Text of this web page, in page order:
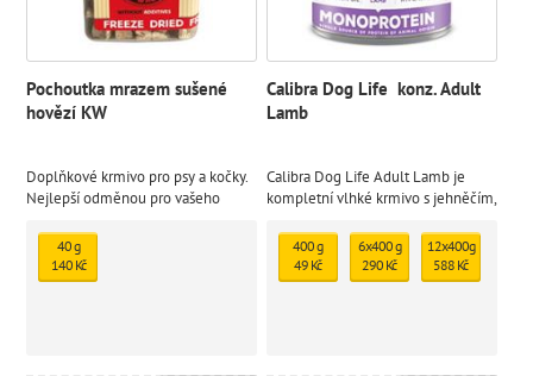
Pochoutka mrazem sušené
hovězí KW
Doplňkové krmivo pro psy a kočky.
Nejlepší odměnou pro vašeho
mrazem sušený pamlsek
40 g
140 Kč
Calibra Dog Life konz. Adult
Lamb
Calibra Dog Life Adult Lamb je
kompletní vlhké krmivo s jehněčím,
Monoproteinová receptura je bez
lepku a je sestavena z omezeného
počtu ingrediencí ze 100%
400 g
49 Kč
6x400 g
290 Kč
12x400g
588 Kč